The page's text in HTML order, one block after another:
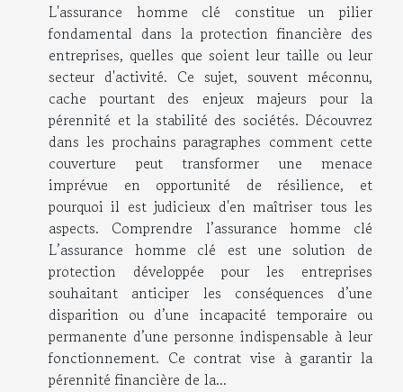
L'assurance homme clé constitue un pilier
fondamental dans la protection financière des
entreprises, quelles que soient leur taille ou leur
secteur d'activité. Ce sujet, souvent méconnu,
cache pourtant des enjeux majeurs pour la
pérennité et la stabilité des sociétés. Découvrez
dans les prochains paragraphes comment cette
couverture peut transformer une menace
imprévue en opportunité de résilience, et
pourquoi il est judicieux d'en maîtriser tous les
aspects. Comprendre l’assurance homme clé
L’assurance homme clé est une solution de
protection développée pour les entreprises
souhaitant anticiper les conséquences d’une
disparition ou d’une incapacité temporaire ou
permanente d’une personne indispensable à leur
fonctionnement. Ce contrat vise à garantir la
pérennité financière de la...